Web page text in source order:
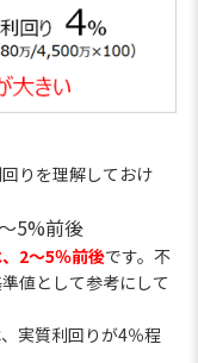
りを理解しておけ
5%前後
2～5％前後です。不
値として参考にして
実質利回りが4％程